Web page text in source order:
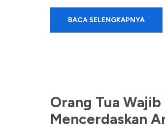
BACA SELENGKAPNYA
Orang Tua
Mencerdaskan